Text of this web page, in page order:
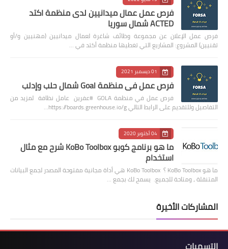
فرص عمل عمال ميدانيين لدى منظمة اكتد
ACTED شمال سوريا
فرص عمل الإعلان عن مجموعة وظائف شاغرة لعمال ميدانيين (مهنيين و/أو
تقنيين) المشروع: المشاريع التي تغطيها منظمة أكتد في …
01 ديسمبر 2021
فرص عمل في منظمة Goal شمال حلب وإدلب
فرص عمل في منظمة GOLA #عفرين عامل نظافة لمزيد من
التفاصيل وللتقديم على الرابط التالي https://boards.greenhouse.io/g…
04 أكتوبر 2020
ما هو برنامج كوبو KoBo Toolbox شرح مع مثال
استخدام
ما هو KoBo Toolbox ؟ KoBo Toolbox هي أداة مجانية مفتوحة المصدر لجمع البيانات
المتنقلة ، ومتاحة للجميع. يسمح لك بجمع …
المشاركات الأخيرة